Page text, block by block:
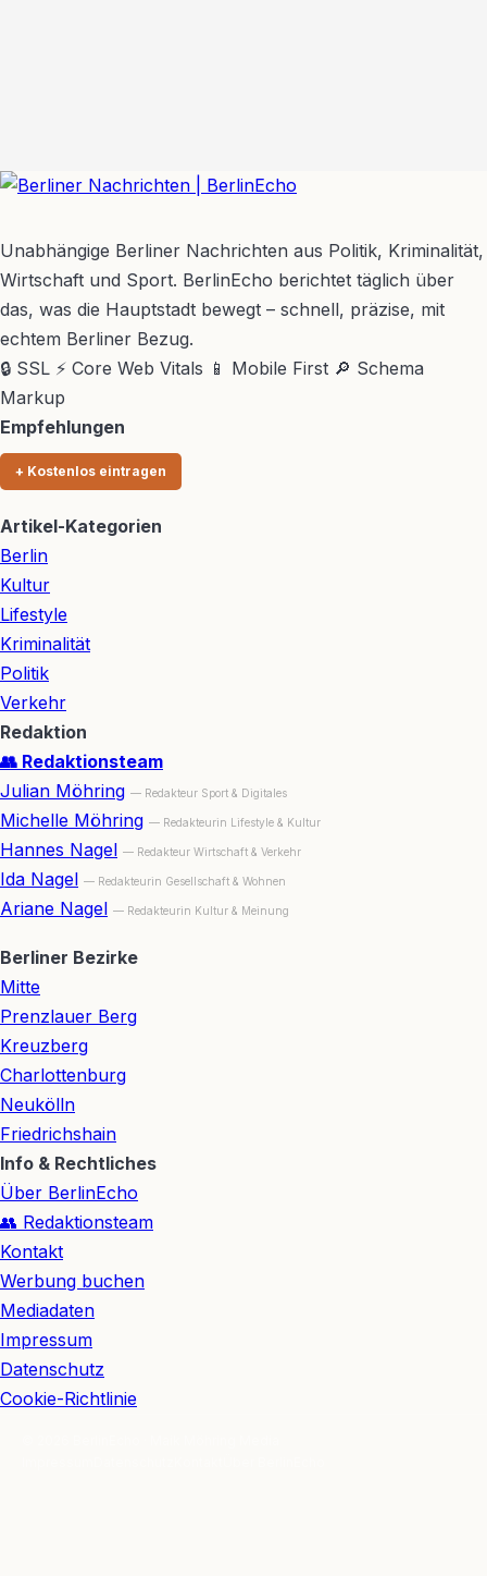
Unabhängige Berliner Nachrichten aus Politik, Kriminalität,
Wirtschaft und Sport. BerlinEcho berichtet täglich über
das, was die Hauptstadt bewegt – schnell, präzise, mit
echtem Berliner Bezug.
🔒 SSL ⚡ Core Web Vitals 📱 Mobile First 🔎 Schema
Markup
Empfehlungen
+ Kostenlos eintragen
Artikel-Kategorien
Berlin
Kultur
Lifestyle
Kriminalität
Politik
Verkehr
Redaktion
👥 Redaktionsteam
Julian Möhring — Redakteur Sport & Digitales
Michelle Möhring — Redakteurin Lifestyle & Kultur
Hannes Nagel — Redakteur Wirtschaft & Verkehr
Ida Nagel — Redakteurin Gesellschaft & Wohnen
Ariane Nagel — Redakteurin Kultur & Meinung
Berliner Bezirke
Mitte
Prenzlauer Berg
Kreuzberg
Charlottenburg
Neukölln
Friedrichshain
Info & Rechtliches
Über BerlinEcho
👥 Redaktionsteam
Kontakt
Werbung buchen
Mediadaten
Impressum
Datenschutz
Cookie-Richtlinie